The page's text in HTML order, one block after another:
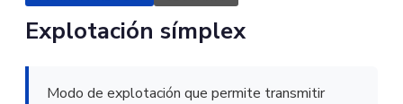
Explotación símplex
Modo de explotación que permite transmitir